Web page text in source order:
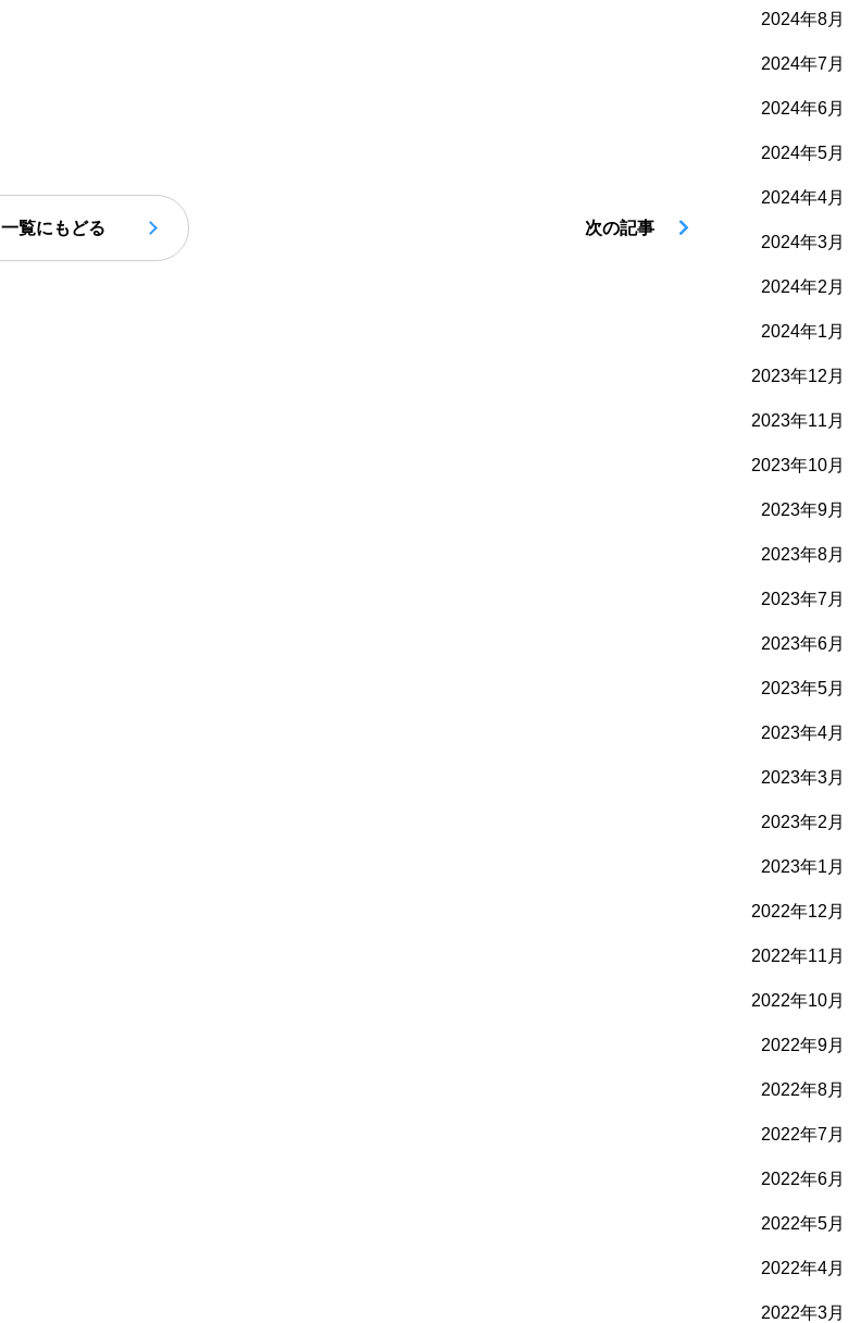
一覧にもどる 次の記事
2024年8月
2024年7月
2024年6月
2024年5月
2024年4月
2024年3月
2024年2月
2024年1月
2023年12月
2023年11月
2023年10月
2023年9月
2023年8月
2023年7月
2023年6月
2023年5月
2023年4月
2023年3月
2023年2月
2023年1月
2022年12月
2022年11月
2022年10月
2022年9月
2022年8月
2022年7月
2022年6月
2022年5月
2022年4月
2022年3月